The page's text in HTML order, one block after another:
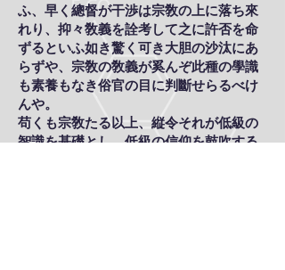
ふ、早く總督が干渉は宗敎の上に落ち來
れり、抑々敎義を詮考して之に許否を命
ずるといふ如き驚く可き大胆の沙汰にあ
らずや、宗敎の敎義が奚んぞ此種の學識
も素養もなき俗官の目に判斷せらるべけ
んや。
苟くも宗敎たる以上、縦令それが低級の
智識を基礎とし、低級の信仰を鼓吹する